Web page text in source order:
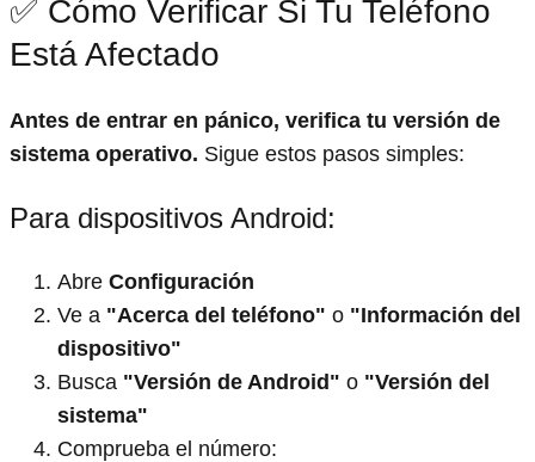
✅ Cómo Verificar Si Tu Teléfono
Está Afectado
Antes de entrar en pánico, verifica tu versión de
sistema operativo. Sigue estos pasos simples:
Para dispositivos Android:
Abre Configuración
Ve a "Acerca del teléfono" o "Información del
dispositivo"
Busca "Versión de Android" o "Versión del
sistema"
Comprueba el número: